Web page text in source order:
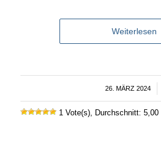
Weiterlesen
26. MÄRZ 2024
/
1 Vote(s), Durchschnitt: 5,00